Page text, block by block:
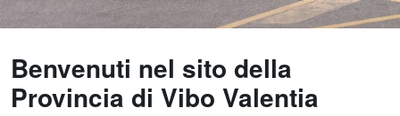
Benvenuti nel sito della
Provincia di Vibo Valentia